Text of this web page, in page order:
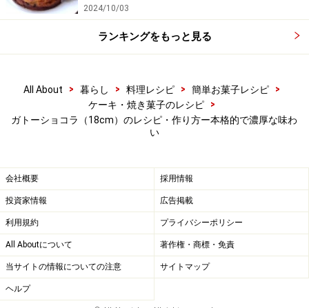
メレンゲを作る
なるまで、泡立て器またはハンドミキサーで卵白を溶き
始めはハンドミキサーの目盛は中速で泡立て、全体が泡
立ってきたらグラニュー糖の半量を加え、さらに目盛を
高速に変えて泡立てます。
泡のきめが細かくなってきたら残りのグラニュー糖を加
え、艶が出て角がしっかりと立つ状態まで、続けて中高
速で泡立てます。
卵白は冷えたものを使いましょう。泡立ってホイップ状
2024/10/03
ランキングをもっと見る
All About > 暮らし > 料理レシピ > 簡単お菓子レシピ
>
ケーキ・焼き菓子のレシピ
>
ガトーショコラ（18cm）のレシピ・作り方ー本格的で濃厚な味わ
い
会社概要 採用情報
投資家情報 広告掲載
利用規約 プライバシーポリシー
All Aboutについて 著作権・商標・免責
当サイトの情報についての注意 サイトマップ
ヘルプ